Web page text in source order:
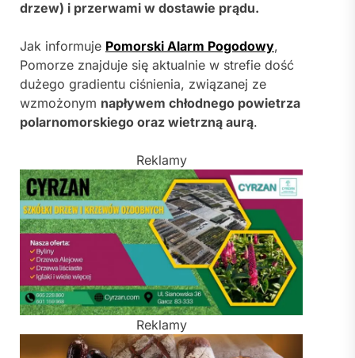
drzew) i przerwami w dostawie prądu.
Jak informuje Pomorski Alarm Pogodowy,
Pomorze znajduje się aktualnie w strefie dość
dużego gradientu ciśnienia, związanej ze
wzmożonym napływem chłodnego powietrza
polarnomorskiego oraz wietrzną aurą.
Reklamy
Reklamy